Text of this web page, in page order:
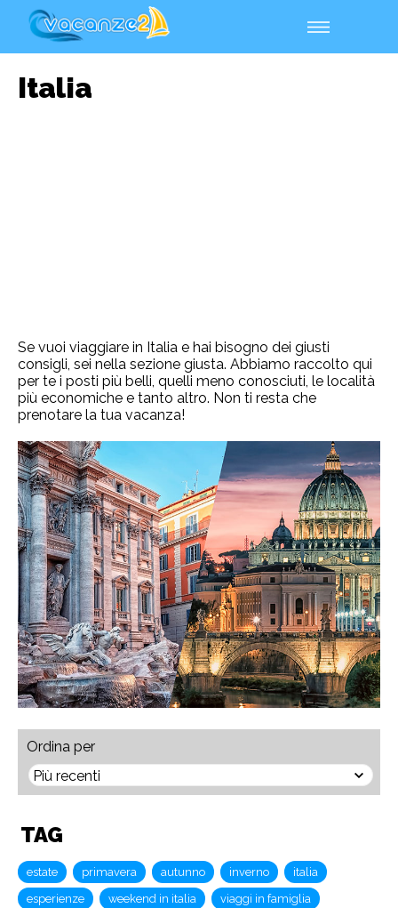
Italia
Se vuoi viaggiare in Italia e hai bisogno dei giusti
consigli, sei nella sezione giusta. Abbiamo raccolto qui
per te i posti più belli, quelli meno conosciuti, le località
più economiche e tanto altro. Non ti resta che
prenotare la tua vacanza!
Ordina per
TAG
estate primavera autunno inverno
italia
esperienze
weekend in italia
viaggi in famiglia